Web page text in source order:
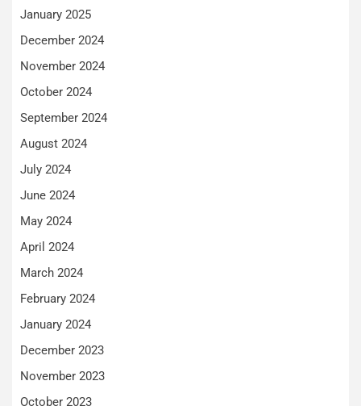
January 2025
December 2024
November 2024
October 2024
September 2024
August 2024
July 2024
June 2024
May 2024
April 2024
March 2024
February 2024
January 2024
December 2023
November 2023
October 2023